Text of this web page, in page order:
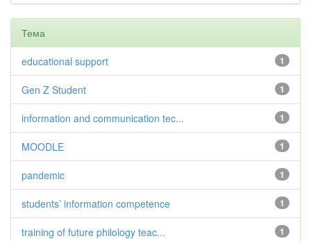
Тема
1
educational support
1
Gen Z Student
1
information and communication tec...
1
MOODLE
1
pandemic
1
students’ information competence
1
training of future philology teac...